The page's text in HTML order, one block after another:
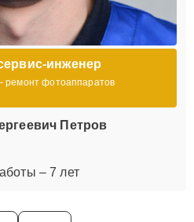
инженер
ремонт фотоаппаратов
Петров
– 7 лет